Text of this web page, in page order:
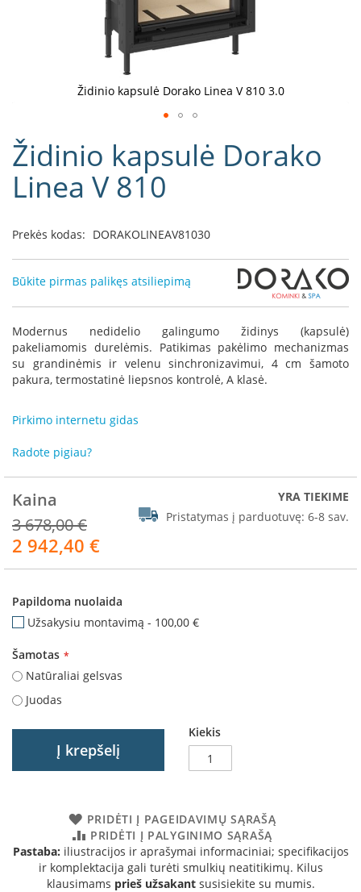
i
n
e
f
r
o
H
o
e
R
o
o
t
p
p
a
r
h
r
m
n
v
c
S
Židinio kapsulė Dorako
Linea V 810
Prekės kodas: DORAKOLINEAV81030
Būkite pirmas palikęs atsiliepimą
Modernus nedidelio galingumo židinys (kapsulė)
pakeliamomis durelėmis. Patikimas pakėlimo mechanizmas
su grandinėmis ir velenu sinchronizavimui, 4 cm šamoto
pakura, termostatinė liepsnos kontrolė, A klasė.
Pirkimo internetu gidas
Radote pigiau?
Kaina
3 678,00 €
Akcija
2 942,40 €
YRA TIEKIME
Pristatymas į parduotuvę: 6-8 sav.
Papildoma nuolaida
Užsakysiu montavimą - 100,00 €
Šamotas
Natūraliai gelsvas
Juodas
Kiekis
Į krepšelį
PRIDĖTI Į PAGEIDAVIMŲ SĄRAŠĄ
PRIDĖTI Į PALYGINIMO SĄRAŠĄ
Pastaba: iliustracijos ir aprašymai informaciniai; specifikacijos
ir komplektacija gali turėti smulkių neatitikimų. Kilus
klausimams prieš užsakantsusisiekite su mumis.
Židinio kapsulė Dorako Linea V 810 3.0
į
galerijos
paradžią